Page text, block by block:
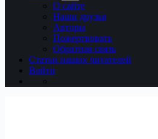
О сайте
Наши друзья
Авторы
Пожертвовать
Обратная связь
Статьи наших читателей
Войти